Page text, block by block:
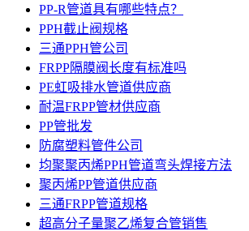
PP-R管道具有哪些特点？
PPH截止阀规格
三通PPH管公司
FRPP隔膜阀长度有标准吗
PE虹吸排水管道供应商
耐温FRPP管材供应商
PP管批发
防腐塑料管件公司
均聚聚丙烯PPH管道弯头焊接方法
聚丙烯PP管道供应商
三通FRPP管道规格
超高分子量聚乙烯复合管销售